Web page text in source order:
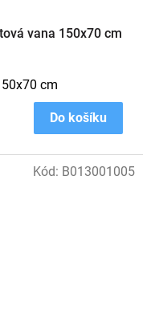
vana 150x70 cm
Do košíku
cm
Kód: B013001005